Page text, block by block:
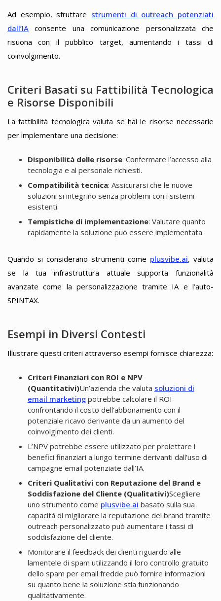
Ad esempio, sfruttare strumenti di outreach potenziati
dall’IA consente una comunicazione personalizzata che
risuona con il pubblico target, aumentando i tassi di
coinvolgimento.
Criteri Basati su Fattibilità Tecnologica
e Risorse Disponibili
La fattibilità tecnologica valuta se hai le risorse necessarie
per implementare una decisione:
Disponibilità delle risorse: Confermare l’accesso alla
tecnologia e al personale richiesti.
Compatibilità tecnica: Assicurarsi che le nuove
soluzioni si integrino senza problemi con i sistemi
esistenti.
Tempistiche di implementazione: Valutare quanto
rapidamente la soluzione può essere implementata.
Quando si considerano strumenti come plusvibe.ai, valuta
se la tua infrastruttura attuale supporta funzionalità
avanzate come la personalizzazione tramite IA e l’auto-
SPINTAX.
Esempi in Diversi Contesti
Illustrare questi criteri attraverso esempi fornisce chiarezza:
Criteri Finanziari con ROI e NPV
(Quantitativi)Un’azienda che valuta soluzioni di
email marketingpotrebbe calcolare il ROI
confrontando il costo dell’abbonamento con il
potenziale ricavo derivante da un aumento del
coinvolgimento dei clienti.
L’NPV potrebbe essere utilizzato per proiettare i
benefici finanziari a lungo termine derivanti dall’uso di
campagne email potenziate dall’IA.
Criteri Qualitativi con Reputazione del Brand e
Soddisfazione del Cliente (Qualitativi)Scegliere
uno strumento come plusvibe.ai basato sulla sua
capacità di migliorare la reputazione del brand tramite
outreach personalizzato può aumentare i tassi di
soddisfazione del cliente.
Monitorare il feedback dei clienti riguardo alle
lamentele di spam utilizzando il loro controllo gratuito
dello spam per email fredde può fornire informazioni
su quanto bene la soluzione stia funzionando
qualitativamente.